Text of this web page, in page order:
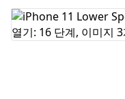
댓글 쓰기